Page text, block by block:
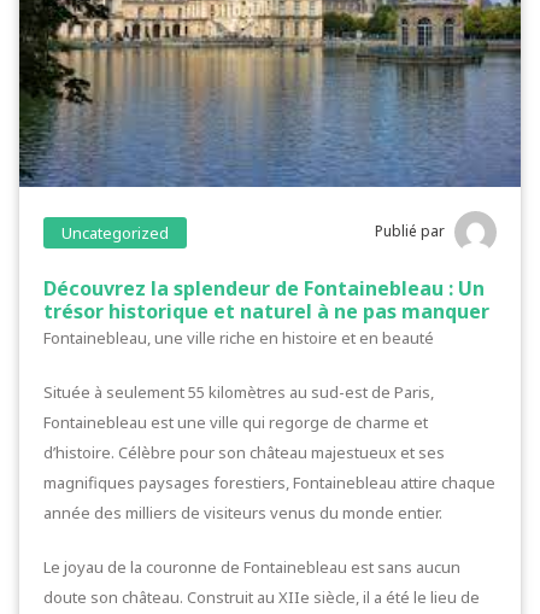
Uncategorized Publié par
Découvrez la splendeur de Fontainebleau : Un
trésor historique et naturel à ne pas manquer
Fontainebleau, une ville riche en histoire et en beauté
Située à seulement 55 kilomètres au sud-est de Paris,
Fontainebleau est une ville qui regorge de charme et
d’histoire. Célèbre pour son château majestueux et ses
magnifiques paysages forestiers, Fontainebleau attire chaque
année des milliers de visiteurs venus du monde entier.
Le joyau de la couronne de Fontainebleau est sans aucun
doute son château. Construit au XIIe siècle, il a été le lieu de